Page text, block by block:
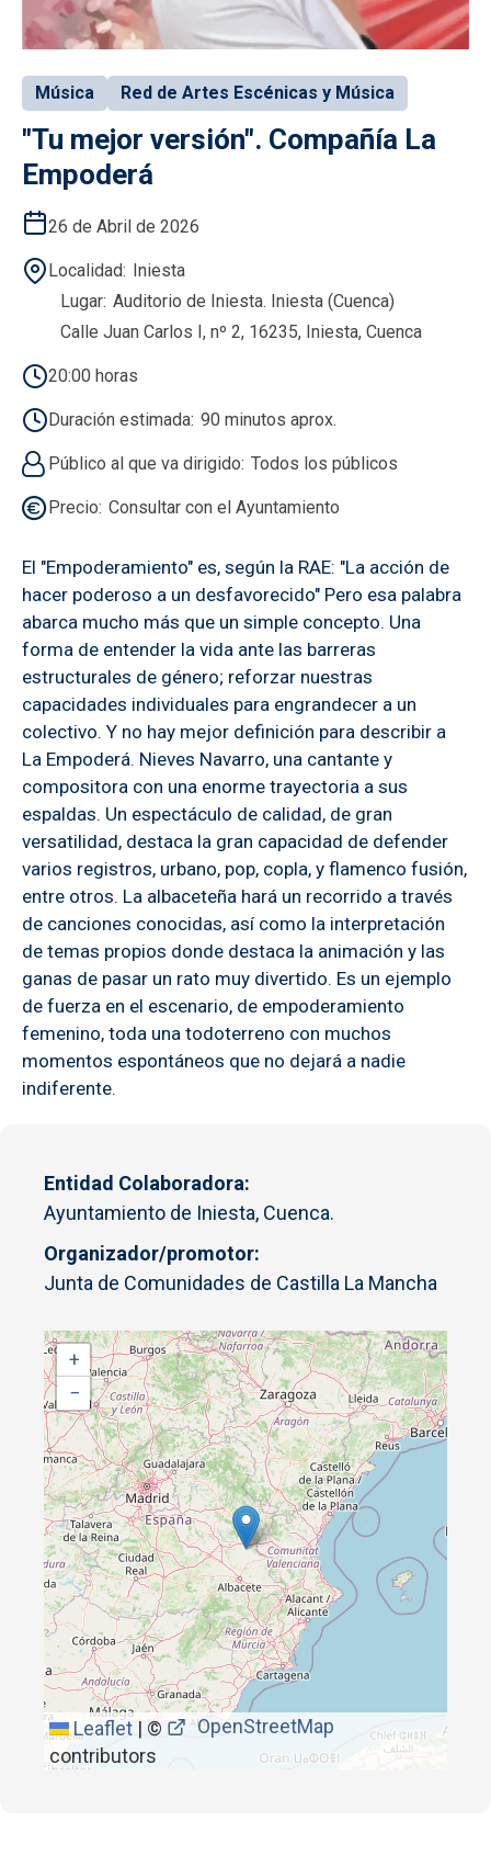
Música Red de Artes Escénicas y Música
"Tu mejor versión". Compañía La
Empoderá
26 de Abril de 2026
Localidad Iniesta
Lugar Auditorio de Iniesta. Iniesta (Cuenca)
Calle Juan Carlos I, nº 2, 16235, Iniesta, Cuenca
20:00 horas
Duración estimada 90 minutos aprox.
Público al que va dirigido Todos los públicos
Precio Consultar con el Ayuntamiento
El "Empoderamiento" es, según la RAE: "La acción de
hacer poderoso a un desfavorecido" Pero esa palabra
abarca mucho más que un simple concepto. Una
forma de entender la vida ante las barreras
estructurales de género; reforzar nuestras
capacidades individuales para engrandecer a un
colectivo. Y no hay mejor definición para describir a
La Empoderá. Nieves Navarro, una cantante y
compositora con una enorme trayectoria a sus
espaldas. Un espectáculo de calidad, de gran
versatilidad, destaca la gran capacidad de defender
varios registros, urbano, pop, copla, y flamenco fusión,
entre otros. La albaceteña hará un recorrido a través
de canciones conocidas, así como la interpretación
de temas propios donde destaca la animación y las
ganas de pasar un rato muy divertido. Es un ejemplo
de fuerza en el escenario, de empoderamiento
femenino, toda una todoterreno con muchos
momentos espontáneos que no dejará a nadie
indiferente.
Entidad Colaboradora
Ayuntamiento de Iniesta, Cuenca.
Organizador/promotor
Junta de Comunidades de Castilla La Mancha
+
−
Leaflet | ©
OpenStreetMap
contributors